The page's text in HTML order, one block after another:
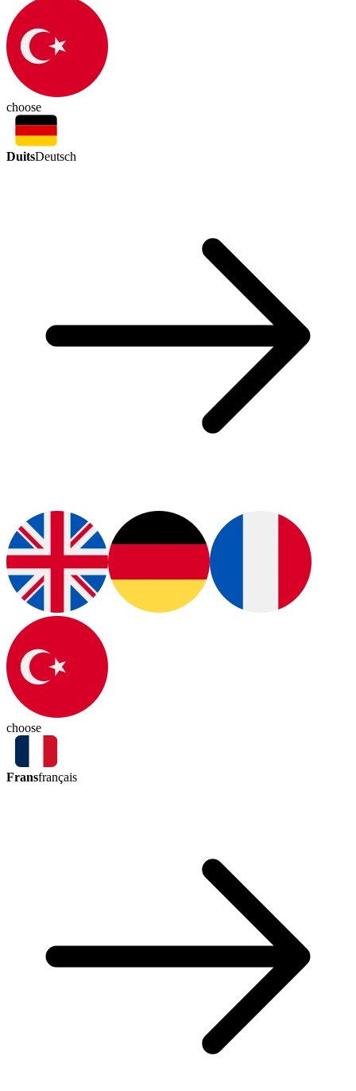
choose
DuitsDeutsch
choose
Fransfrançais